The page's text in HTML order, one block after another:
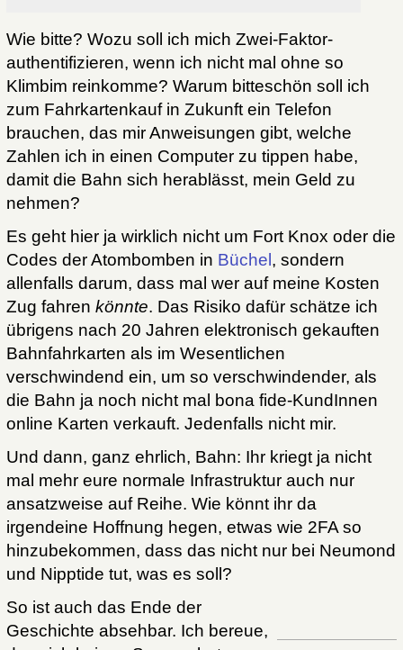
Wie bitte? Wozu soll ich mich Zwei-Faktor-
authentifizieren, wenn ich nicht mal ohne so
Klimbim reinkomme? Warum bitteschön soll ich
zum Fahrkartenkauf in Zukunft ein Telefon
brauchen, das mir Anweisungen gibt, welche
Zahlen ich in einen Computer zu tippen habe,
damit die Bahn sich herablässt, mein Geld zu
nehmen?
Es geht hier ja wirklich nicht um Fort Knox oder die
Codes der Atombomben in Büchel , sondern
allenfalls darum, dass mal wer auf meine Kosten
Zug fahren könnte. Das Risiko dafür schätze ich
übrigens nach 20 Jahren elektronisch gekauften
Bahnfahrkarten als im Wesentlichen
verschwindend ein, um so verschwindender, als
die Bahn ja noch nicht mal bona fide-KundInnen
online Karten verkauft. Jedenfalls nicht mir.
Und dann, ganz ehrlich, Bahn: Ihr kriegt ja nicht
mal mehr eure normale Infrastruktur auch nur
ansatzweise auf Reihe. Wie könnt ihr da
irgendeine Hoffnung hegen, etwas wie 2FA so
hinzubekommen, dass das nicht nur bei Neumond
und Nipptide tut, was es soll?
So ist auch das Ende der
Geschichte absehbar. Ich bereue,